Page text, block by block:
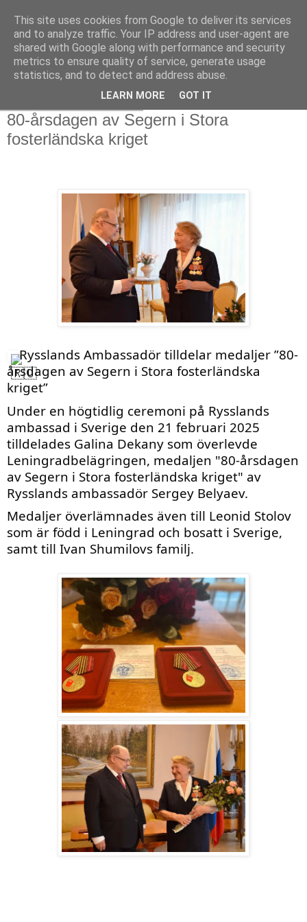
80-årsdagen av Segern i Stora
fosterländska kriget
Rysslands Ambassadör tilldelar medaljer ”80-
årsdagen av Segern i Stora fosterländska
kriget”
Under en högtidlig ceremoni på Rysslands
ambassad i Sverige den 21 februari 2025
tilldelades Galina Dekany som överlevde
Leningradbelägringen, medaljen "80-årsdagen
av Segern i Stora fosterländska kriget" av
Rysslands ambassadör Sergey Belyaev.
Medaljer överlämnades även till Leonid Stolov
som är född i Leningrad och bosatt i Sverige,
samt till Ivan Shumilovs familj.
This site uses cookies from Google to deliver its services
and to analyze traffic. Your IP address and user-agent are
shared with Google along with performance and security
metrics to ensure quality of service, generate usage
statistics, and to detect and address abuse.
LEARN MORE GOT IT